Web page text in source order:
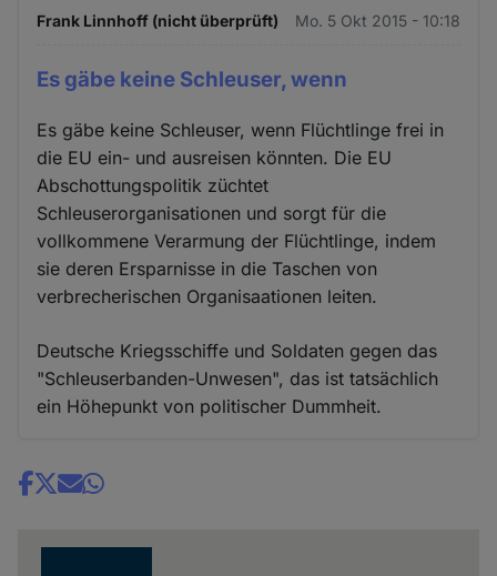
Frank Linnhoff (nicht überprüft) Mo. 5 Okt 2015 - 10:18
Es gäbe keine Schleuser, wenn
Es gäbe keine Schleuser, wenn Flüchtlinge frei in
die EU ein- und ausreisen könnten. Die EU
Abschottungspolitik züchtet
Schleuserorganisationen und sorgt für die
vollkommene Verarmung der Flüchtlinge, indem
sie deren Ersparnisse in die Taschen von
verbrecherischen Organisaationen leiten.
Deutsche Kriegsschiffe und Soldaten gegen das
"Schleuserbanden-Unwesen", das ist tatsächlich
ein Höhepunkt von politischer Dummheit.
Share